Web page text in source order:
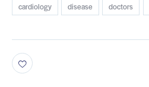
cardiology disease doctors